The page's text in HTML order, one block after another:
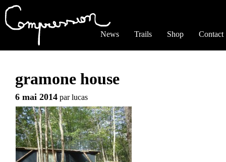
News Trails Shop Contact
gramone house
6 mai 2014 parlucas